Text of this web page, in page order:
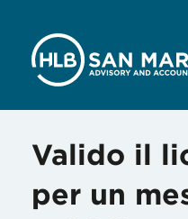
Valido il
per un